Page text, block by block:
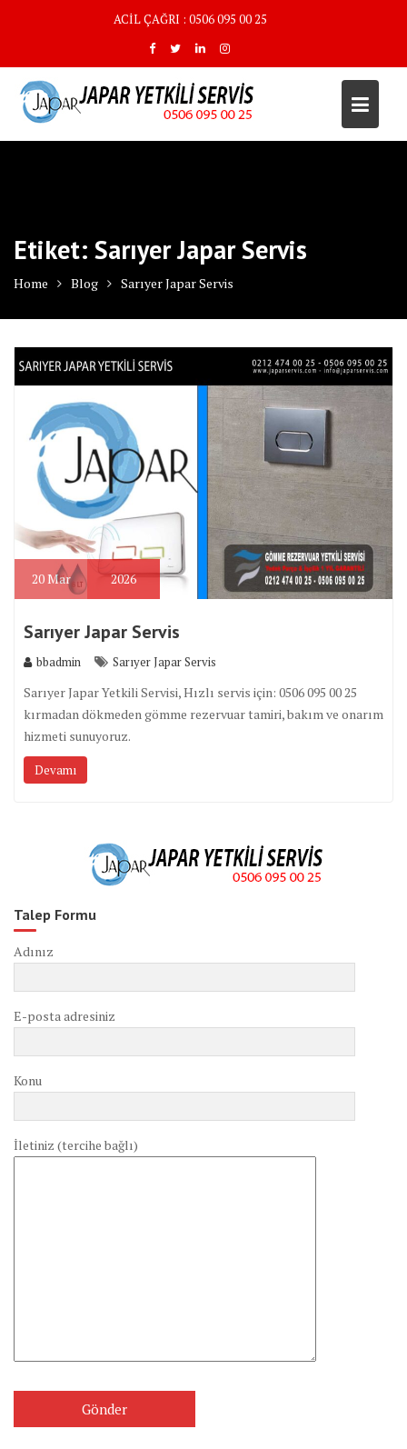
ACİL ÇAĞRI : 0506 095 00 25
Etiket: Sarıyer Japar Servis
Home Blog Sarıyer Japar Servis
20Mar 2026
Sarıyer Japar Servis
bbadmin Sarıyer Japar Servis
Sarıyer Japar Yetkili Servisi, Hızlı servis için: 0506 095 00 25
kırmadan dökmeden gömme rezervuar tamiri, bakım ve onarım
hizmeti sunuyoruz.
Devamı
Talep Formu
Adınız
E-posta adresiniz
Konu
İletiniz (tercihe bağlı)